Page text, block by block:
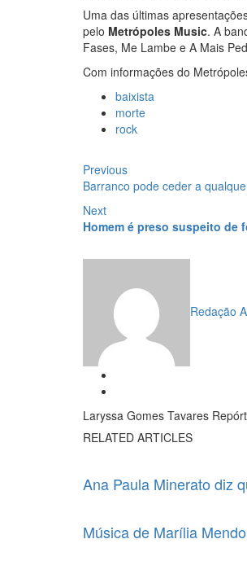
Uma das últimas
pelo Metrópoles Music. A
Fases, Me Lambe e A Mais
Com informações do
baixista
morte
rock
Navegação
de
Post
PreviousPrevious
post:
Barranco pode ceder a
NextNext
post:
Homem é preso suspeito de
Redação
Laryssa Gomes Tavares
RELATED ARTICLES
Ana Paula Minerato diz
Música de Marília